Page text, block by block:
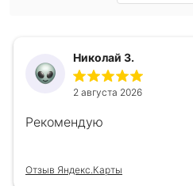
Николай З.
2 августа 2026
Рекомендую
Отзыв Яндекс.Карты